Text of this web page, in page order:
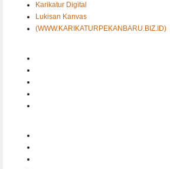
Karikatur Digital
Lukisan Kanvas
(WWW.KARIKATURPEKANBARU.BIZ.ID)